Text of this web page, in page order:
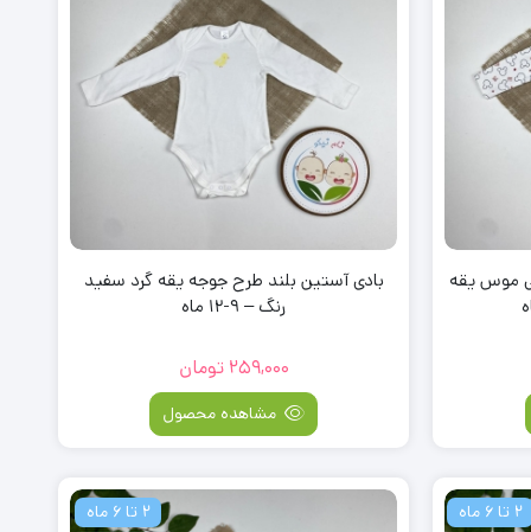
موس یقه
بادی آستین بلند طرح جوجه یقه گرد سفید
رنگ – 9-12 ماه
259,000 تومان
مشاهده محصول
2 تا 6 ماه
2 تا 6 ماه